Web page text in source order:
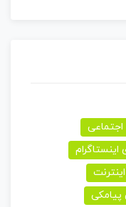
اجتماعی
اینستاگرام
اینترنت
پیامکی